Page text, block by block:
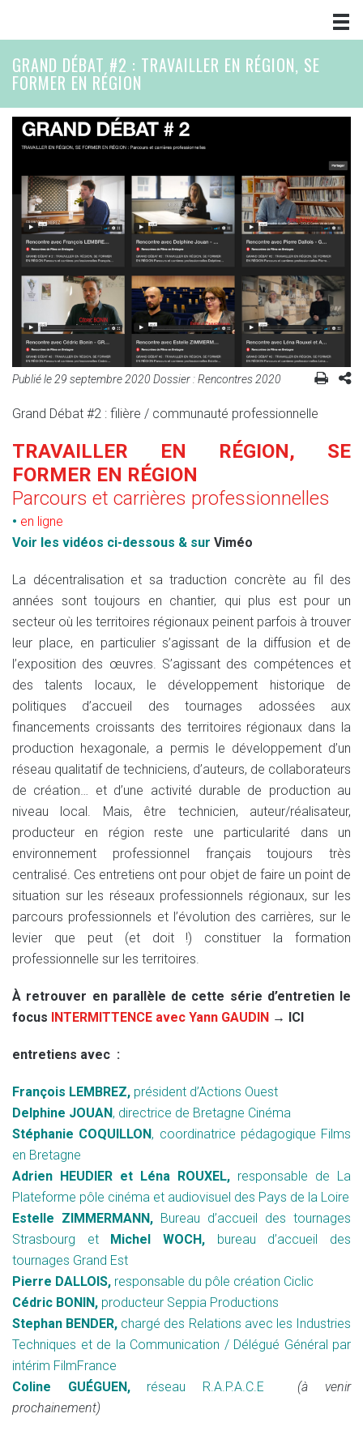
GRAND DÉBAT #2 : TRAVAILLER EN RÉGION, SE
FORMER EN RÉGION
Publié le 29 septembre 2020 Dossier :Rencontres 2020
Grand Débat #2 : filière / communauté professionnelle
TRAVAILLER EN RÉGION, SE
FORMER EN RÉGION
Parcours et carrières professionnelles
• en ligne
Voir les vidéos ci-dessous & sur Viméo
La décentralisation et sa traduction concrète au fil des
années sont toujours en chantier, qui plus est pour un
secteur où les territoires régionaux peinent parfois à trouver
leur place, en particulier s’agissant de la diffusion et de
l’exposition des œuvres. S’agissant des compétences et
des talents locaux, le développement historique de
politiques d’accueil des tournages adossées aux
financements croissants des territoires régionaux dans la
production hexagonale, a permis le développement d’un
réseau qualitatif de techniciens, d’auteurs, de collaborateurs
de création… et d’une activité durable de production au
niveau local. Mais, être technicien, auteur/réalisateur,
producteur en région reste une particularité dans un
environnement professionnel français toujours très
centralisé. Ces entretiens ont pour objet de faire un point de
situation sur les réseaux professionnels régionaux, sur les
parcours professionnels et l’évolution des carrières, sur le
levier que peut (et doit !) constituer la formation
professionnelle sur les territoires.
À retrouver en parallèle de cette série d’entretien le
focus INTERMITTENCE avec Yann GAUDIN → ICI
entretiens avec :
François LEMBREZ, président d’Actions Ouest
Delphine JOUAN, directrice de Bretagne Cinéma
Stéphanie COQUILLON, coordinatrice pédagogique Films
en Bretagne
Adrien HEUDIER et Léna ROUXEL, responsable de La
Plateforme pôle cinéma et audiovisuel des Pays de la Loire
Estelle ZIMMERMANN, Bureau d’accueil des tournages
Strasbourg et Michel WOCH, bureau d’accueil des
tournages Grand Est
Pierre DALLOIS, responsable du pôle création Ciclic
Cédric BONIN, producteur Seppia Productions
Stephan BENDER, chargé des Relations avec les Industries
Techniques et de la Communication / Délégué Général par
intérim FilmFrance
Coline GUÉGUEN,réseau R.A.P.A.C.E
(à venir
prochainement)